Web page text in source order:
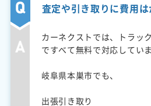
査定や引き取りに費用は
カーネクストでは、トラッ
ですべて無料で対応していま
岐阜県本巣市でも、
出張引き取り